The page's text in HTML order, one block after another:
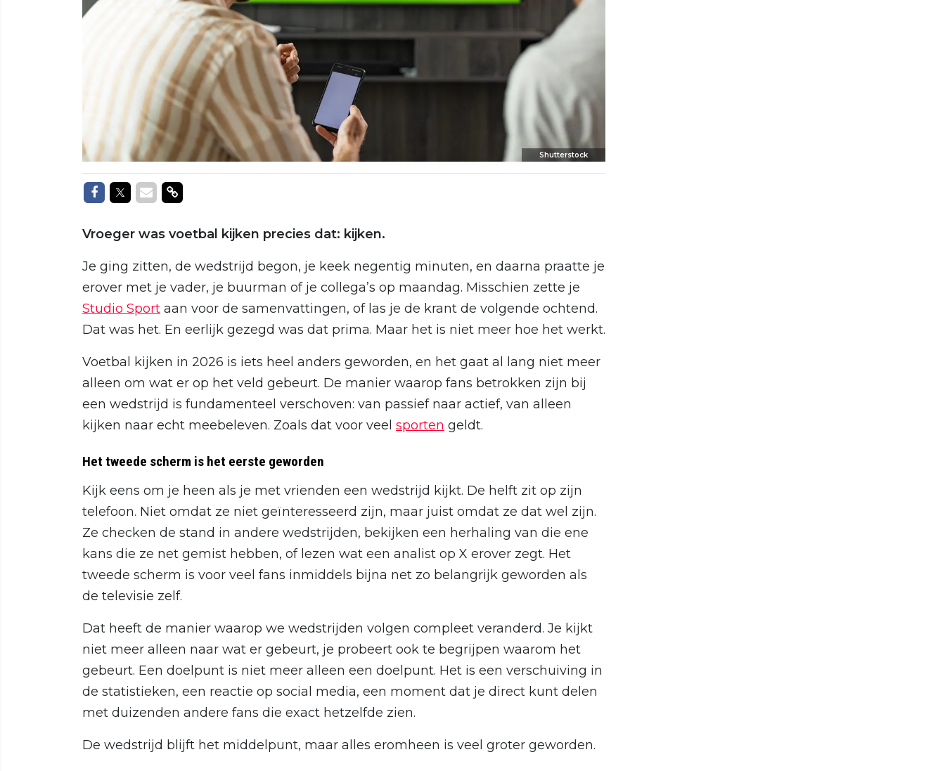
Shutterstock
Delen op Facebook
Delen op Twitter
Delen via Mail
Delen via link
Vroeger was voetbal kijken precies dat: kijken.
Je ging zitten, de wedstrijd begon, je keek negentig minuten, en daarna praatte je
erover met je vader, je buurman of je collega’s op maandag. Misschien zette je
Studio Sport aan voor de samenvattingen, of las je de krant de volgende ochtend.
Dat was het. En eerlijk gezegd was dat prima. Maar het is niet meer hoe het werkt.
Voetbal kijken in 2026 is iets heel anders geworden, en het gaat al lang niet meer
alleen om wat er op het veld gebeurt. De manier waarop fans betrokken zijn bij
een wedstrijd is fundamenteel verschoven: van passief naar actief, van alleen
kijken naar echt meebeleven. Zoals dat voor veel sporten geldt.
Het tweede scherm is het eerste geworden
Kijk eens om je heen als je met vrienden een wedstrijd kijkt. De helft zit op zijn
telefoon. Niet omdat ze niet geïnteresseerd zijn, maar juist omdat ze dat wel zijn.
Ze checken de stand in andere wedstrijden, bekijken een herhaling van die ene
kans die ze net gemist hebben, of lezen wat een analist op X erover zegt. Het
tweede scherm is voor veel fans inmiddels bijna net zo belangrijk geworden als
de televisie zelf.
Dat heeft de manier waarop we wedstrijden volgen compleet veranderd. Je kijkt
niet meer alleen naar wat er gebeurt, je probeert ook te begrijpen waarom het
gebeurt. Een doelpunt is niet meer alleen een doelpunt. Het is een verschuiving in
de statistieken, een reactie op social media, een moment dat je direct kunt delen
met duizenden andere fans die exact hetzelfde zien.
De wedstrijd blijft het middelpunt, maar alles eromheen is veel groter geworden.